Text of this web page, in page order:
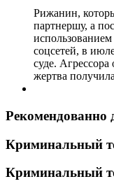
Рижанин,
партнершу, а
соцсетей, в
суде.
жертва
Рекомендованно
Криминальный
Криминальный